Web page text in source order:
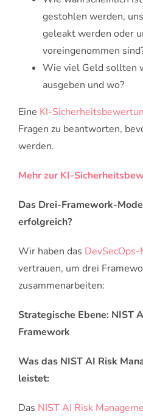
gestohlen werden,
geleakt werden oder
voreingenommen
Wie viel Geld sollten
ausgeben und wo?
Eine KI-
Fragen zu beantworten,
werden.
Mehr zur KI-
Das Drei-Framework-
erfolgreich?
Wir haben das
vertrauen, um drei
zusammenarbeiten:
Strategische Ebene: NIST
Framework
Was das NIST AI Risk
leistet:
Das NIST AI Risk